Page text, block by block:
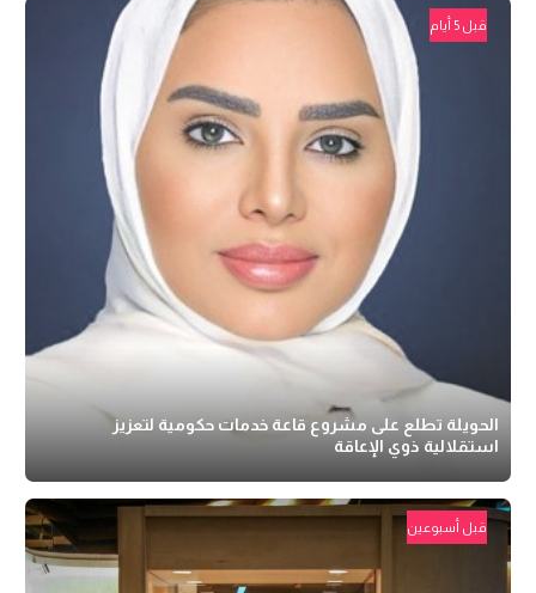
قبل 5 أيام
الحويلة تطلع على مشروع قاعة خدمات حكومية لتعزيز
استقلالية ذوي الإعاقة
قبل أسبوعين